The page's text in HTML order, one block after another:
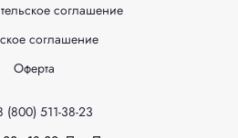
соглашение
соглашение
Оферта
(800) 511-38-23